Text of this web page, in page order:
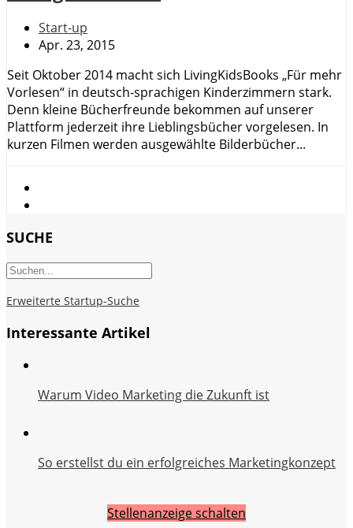
Start-up
Apr. 23, 2015
Seit Oktober 2014 macht sich LivingKidsBooks „Für mehr
Vorlesen“ in deutsch-sprachigen Kinderzimmern stark.
Denn kleine Bücherfreunde bekommen auf unserer
Plattform jederzeit ihre Lieblingsbücher vorgelesen. In
kurzen Filmen werden ausgewählte Bilderbücher...
SUCHE
Erweiterte Startup-Suche
Interessante Artikel
Warum Video Marketing die Zukunft ist
So erstellst du ein erfolgreiches Marketingkonzept
Stellenanzeige schalten